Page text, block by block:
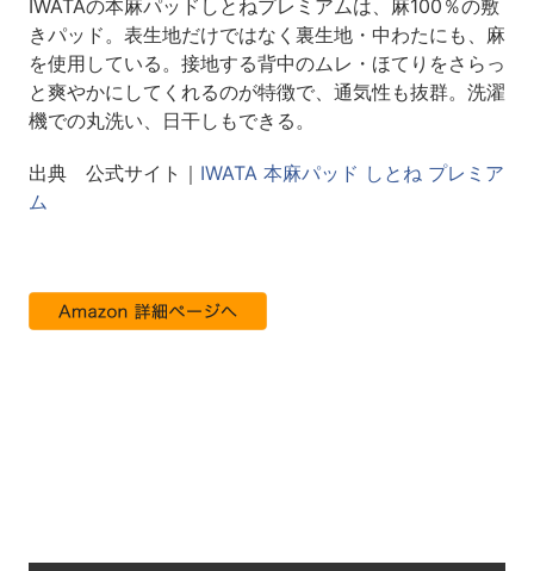
IWATAの本麻パッドしとねプレミアムは、麻100％の敷
きパッド。表生地だけではなく裏生地・中わたにも、麻
を使用している。接地する背中のムレ・ほてりをさらっ
と爽やかにしてくれるのが特徴で、通気性も抜群。洗濯
機での丸洗い、日干しもできる。
出典 公式サイト｜ IWATA 本麻パッド しとね プレミア
ム